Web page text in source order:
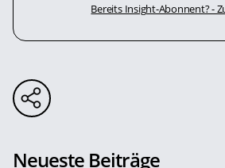
Bereits Insight-Abonnent? -
Neueste Beiträge